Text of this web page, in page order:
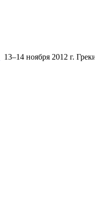
13–14 ноября 2012 г.